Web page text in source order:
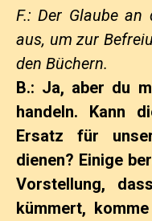
F.: Der Glaube
aus, um zur
den Büchern.
B.: Ja, aber du
handeln. Kann
Ersatz für
dienen? Einige
Vorstellung,
kümmert,